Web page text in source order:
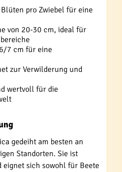
pro Zwiebel für eine
von 20-30 cm, ideal für
7 cm für eine
zur Verwilderung und
wertvoll für die
gedeiht am besten an
Standorten. Sie ist
eignet sich sowohl für Beete